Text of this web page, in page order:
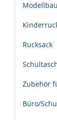
Modellbau
Rucksack
Zubehör
Büro/